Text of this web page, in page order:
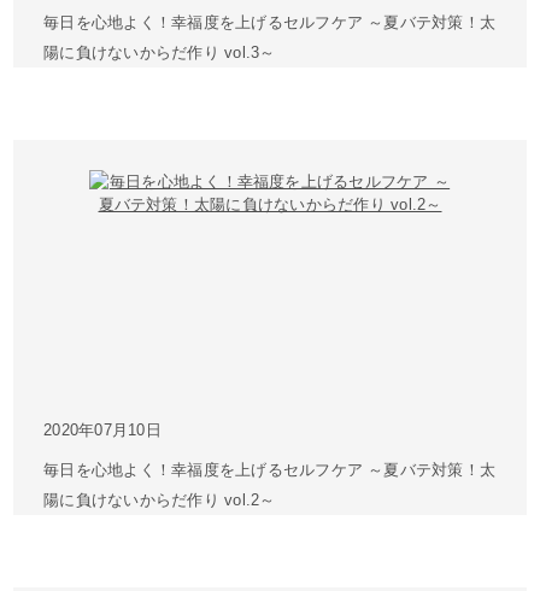
毎日を心地よく！幸福度を上げるセルフケア ～夏バテ対策！太
陽に負けないからだ作り vol.3～
2020年07月10日
毎日を心地よく！幸福度を上げるセルフケア ～夏バテ対策！太
陽に負けないからだ作り vol.2～